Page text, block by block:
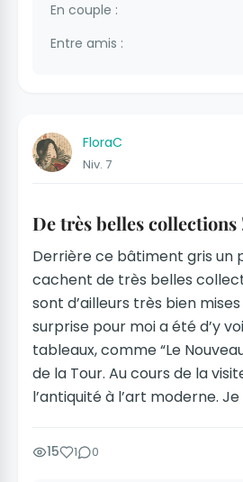
En couple :
Entre amis :
FloraC
Niv. 7
De très belles collections
Derrière ce bâtiment gris un
cachent de très belles
sont d’ailleurs très bien
surprise pour moi a été d’y
tableaux, comme “Le
de la Tour. Au cours de la
l’antiquité à l’art moderne.
15 1 0